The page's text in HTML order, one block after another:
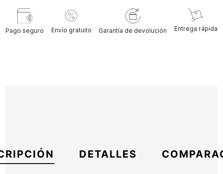
Pago seguro Envío gratuito Garantía de devolución Entrega rápida
DETALLES